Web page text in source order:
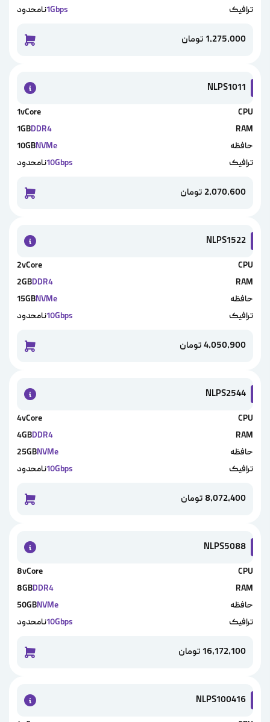
ترافیک
نامحدود1Gbps
1,275,000 تومان
خرید
NLPS1011
CPU
RAM
حافظه
ترافیک
1vCore
1GBDDR4
10GBNVMe
نامحدود10Gbps
2,070,600 تومان
خرید
NLPS1522
CPU
RAM
حافظه
ترافیک
2vCore
2GBDDR4
15GBNVMe
نامحدود10Gbps
4,050,900تومان
خرید
NLPS2544
CPU
RAM
حافظه
ترافیک
4vCore
4GBDDR4
25GBNVMe
نامحدود10Gbps
8,072,400 تومان
خرید
NLPS5088
CPU
RAM
حافظه
ترافیک
8vCore
8GBDDR4
50GBNVMe
نامحدود10Gbps
16,172,100 تومان
خرید
NLPS100416